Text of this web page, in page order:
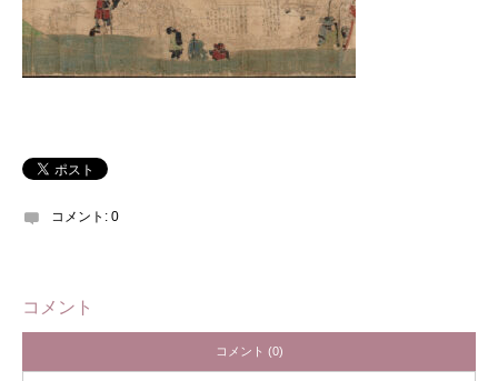
コメント: 0
コメント
コメント (0)